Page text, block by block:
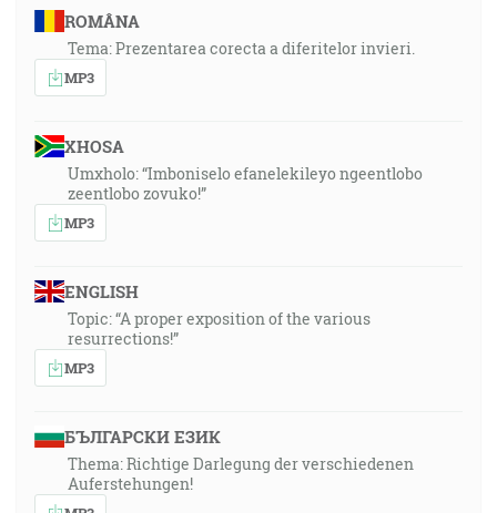
ROMÂNA
Tema: Prezentarea corecta a diferitelor invieri.
MP3
XHOSA
Umxholo: “Imboniselo efanelekileyo ngeentlobo
zeentlobo zovuko!”
MP3
ENGLISH
Topic: “A proper exposition of the various
resurrections!”
MP3
БЪЛГАРСКИ ЕЗИК
Thema: Richtige Darlegung der verschiedenen
Auferstehungen!